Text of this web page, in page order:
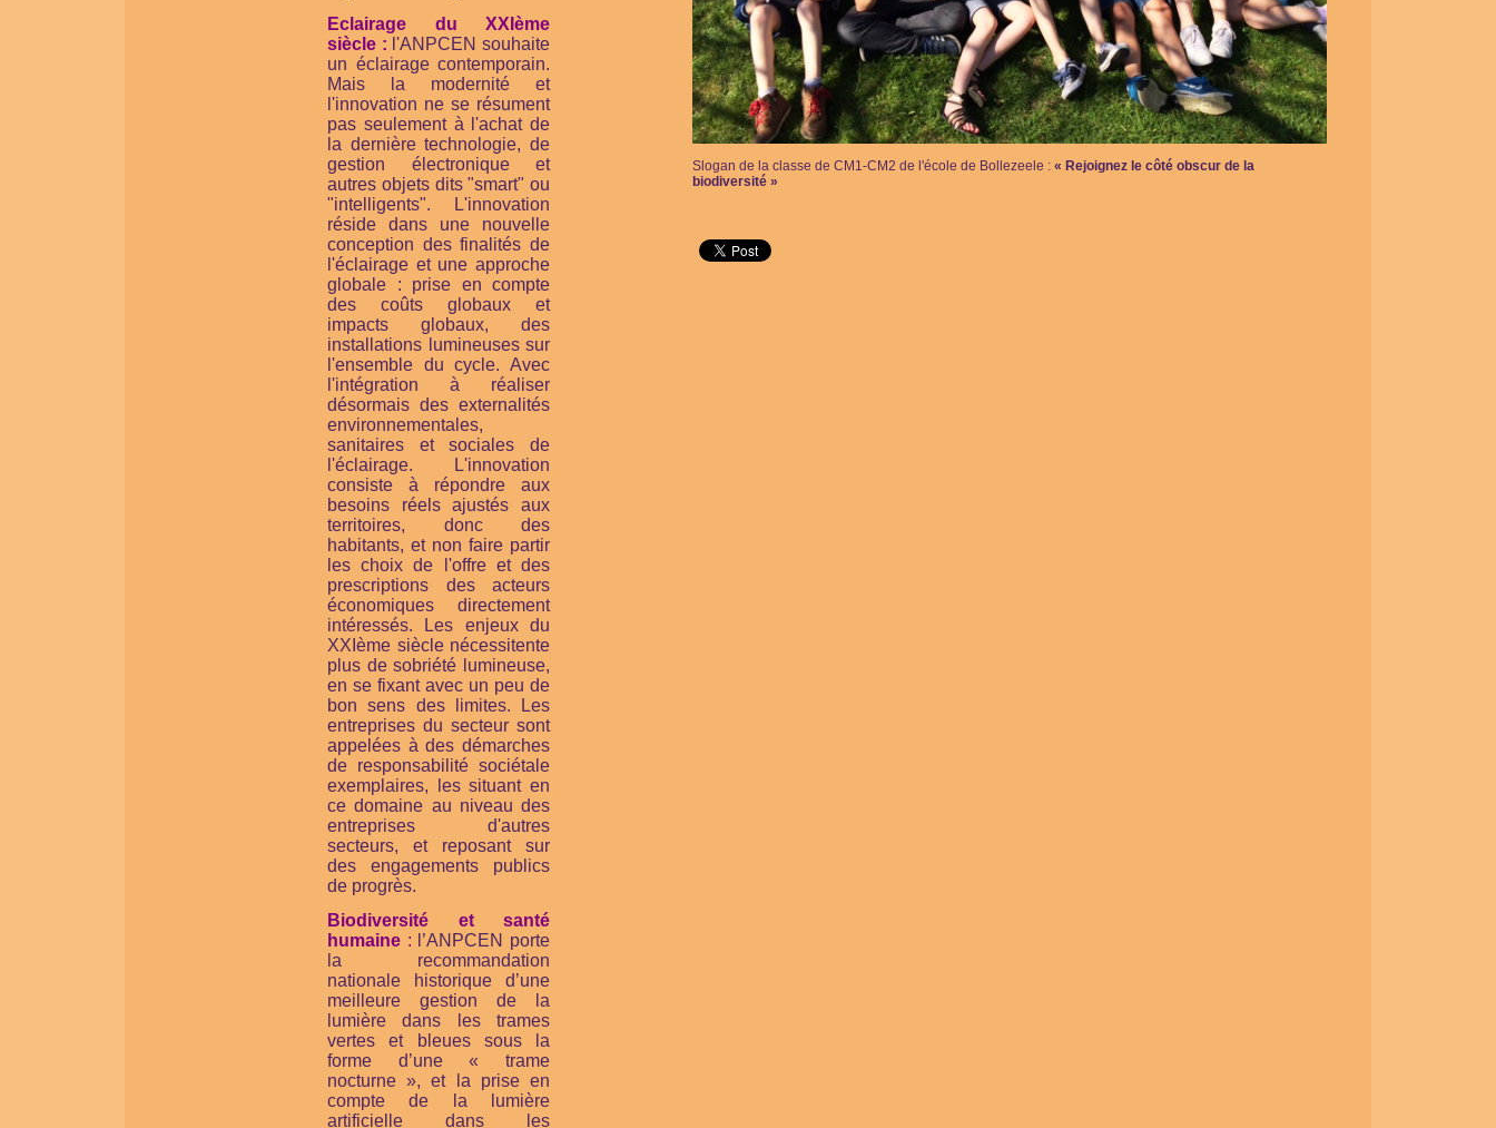
Eclairage du XXIème
siècle : l'ANPCEN souhaite
un éclairage contemporain.
Mais la modernité et
l'innovation ne se résument
pas seulement à l'achat de
la dernière technologie, de
gestion électronique et
autres objets dits "smart" ou
"intelligents". L'innovation
réside dans une nouvelle
conception des finalités de
l'éclairage et une approche
globale : prise en compte
des coûts globaux et
impacts globaux, des
installations lumineuses sur
l'ensemble du cycle. Avec
l'intégration à réaliser
désormais des externalités
environnementales,
sanitaires et sociales de
l'éclairage. L'innovation
consiste à répondre aux
besoins réels ajustés aux
territoires, donc des
habitants, et non faire partir
les choix de l'offre et des
prescriptions des acteurs
économiques directement
intéressés. Les enjeux du
XXIème siècle nécessitente
plus de sobriété lumineuse,
en se fixant avec un peu de
bon sens des limites. Les
entreprises du secteur sont
appelées à des démarches
de responsabilité sociétale
exemplaires, les situant en
ce domaine au niveau des
entreprises d'autres
secteurs, et reposant sur
des engagements publics
de progrès.
Biodiversité et santé
humaine : l’ANPCEN porte
la recommandation
nationale historique d’une
meilleure gestion de la
lumière dans les trames
vertes et bleues sous la
forme d’une « trame
nocturne », et la prise en
compte de la lumière
artificielle dans les
Slogan de la classe de CM1-CM2 de l'école de Bollezeele : « Rejoignez le côté obscur de la
biodiversité »